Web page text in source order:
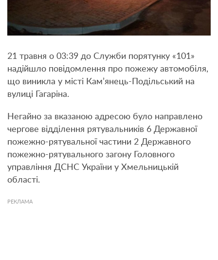
21 травня о 03:39 до Служби порятунку «101»
надійшло повідомлення про пожежу автомобіля,
що виникла у місті Кам’янець-Подільський на
вулиці Гагаріна.
Негайно за вказаною адресою було направлено
чергове відділення рятувальників 6 Державної
пожежно-рятувальної частини 2 Державного
пожежно-рятувального загону Головного
управління ДСНС України у Хмельницькій
області.
РЕКЛАМА